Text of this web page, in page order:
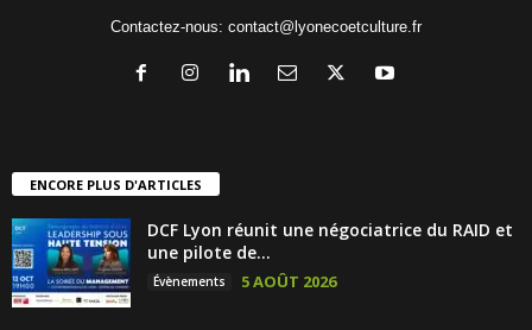
Contactez-nous: contact@lyonecoetculture.fr
ENCORE PLUS D'ARTICLES
DCF Lyon réunit une négociatrice du RAID et
une pilote de...
Évènements 5 AOÛT 2026